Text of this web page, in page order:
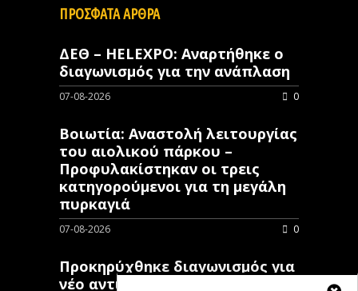
ΠΡΟΣΦΑΤΑ ΑΡΘΡΑ
ΔΕΘ – HELEXPO: Αναρτήθηκε ο
διαγωνισμός για την ανάπλαση
07-08-2026 0
Βοιωτία: Αναστολή λειτουργίας
του αιολικού πάρκου –
Προφυλακίστηκαν οι τρεις
κατηγορούμενοι για τη μεγάλη
πυρκαγιά
07-08-2026 0
Προκηρύχθηκε διαγωνισμός για
νέo αντιπλημμυρικό έργο στη